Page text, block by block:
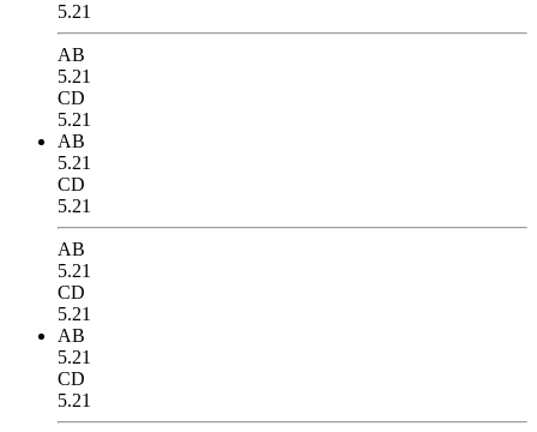
5.21
AB
5.21
CD
5.21
AB
5.21
CD
5.21
AB
5.21
CD
5.21
AB
5.21
CD
5.21